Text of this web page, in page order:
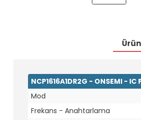
NCP1616A1DR2G - ONSEMI -
Mod
Frekans - Anahtarlama